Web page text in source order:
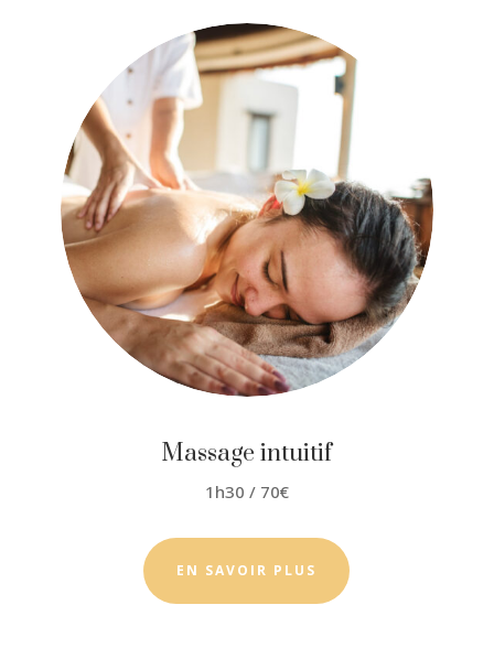
Massage intuitif
1h30 / 70€
EN SAVOIR PLUS